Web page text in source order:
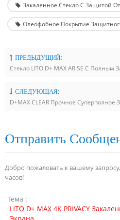
Закаленное Стекло С Защитой
Олеофобное Покрытие
ПРЕДЫДУЩИЙ:
СЛЕДУЮЩАЯ:
Отправить
Добро пожаловать к вашему
часов!
Тема :
LITO D+ MAX 4K PRIVACY
Экрана